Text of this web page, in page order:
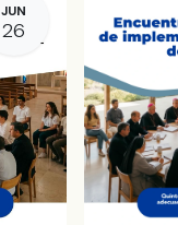
JUN
26